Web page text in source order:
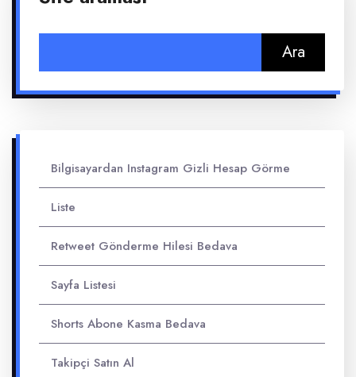
Bilgisayardan Instagram Gizli Hesap Görme
Liste
Retweet Gönderme Hilesi Bedava
Sayfa Listesi
Shorts Abone Kasma Bedava
Takipçi Satın Al